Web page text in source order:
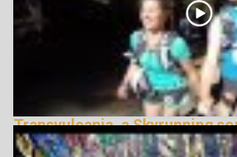
Transvulcania, a Skyrunning
legszebb futama